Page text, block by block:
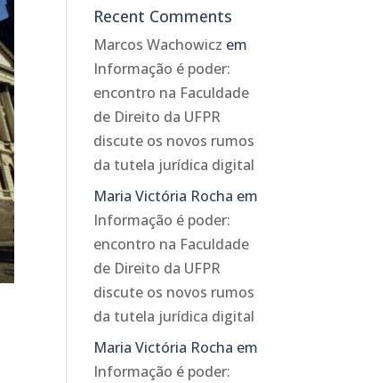
Recent Comments
Marcos Wachowicz em
Informação é poder:
encontro na Faculdade
de Direito da UFPR
discute os novos rumos
da tutela jurídica digital
Maria Victória Rocha em
Informação é poder:
encontro na Faculdade
de Direito da UFPR
discute os novos rumos
da tutela jurídica digital
Maria Victória Rocha em
Informação é poder: